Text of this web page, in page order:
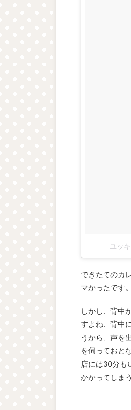
ユッ
できたてのカ
マかったです。
しかし、背中
すよね、背中
うから、声を
を伺っておと
店には30分も
かかってしま